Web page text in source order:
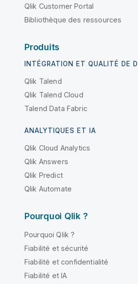
Qlik Customer Portal
Bibliothèque des ressources
Produits
INTÉGRATION ET QUALITÉ DE
Qlik Talend
Qlik Talend Cloud
Talend Data Fabric
ANALYTIQUES ET IA
Qlik Cloud Analytics
Qlik Answers
Qlik Predict
Qlik Automate
Pourquoi Qlik ?
Pourquoi Qlik ?
Fiabilité et sécurité
Fiabilité et confidentialité
Fiabilité et IA